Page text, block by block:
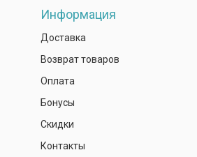
Информация
Доставка
Возврат товаров
Оплата
Бонусы
Скидки
Контакты